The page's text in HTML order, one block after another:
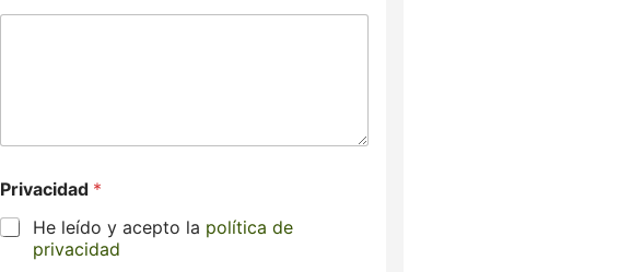
Privacidad *
He leído y acepto la política de
privacidad